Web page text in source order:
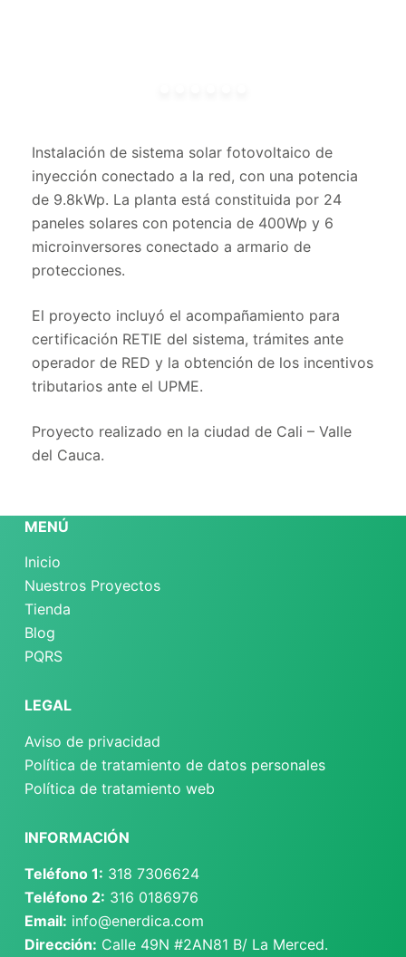
Instalación de sistema solar fotovoltaico de
inyección conectado a la red, con una potencia
de 9.8kWp. La planta está constituida por 24
paneles solares con potencia de 400Wp y 6
microinversores conectado a armario de
protecciones.
El proyecto incluyó el acompañamiento para
certificación RETIE del sistema, trámites ante
operador de RED y la obtención de los incentivos
tributarios ante el UPME.
Proyecto realizado en la ciudad de Cali – Valle
del Cauca.
MENÚ
Inicio
Nuestros Proyectos
Tienda
Blog
PQRS
LEGAL
Aviso de privacidad
Política de tratamiento de datos personales
Política de tratamiento web
INFORMACIÓN
Teléfono 1: 318 7306624
Teléfono 2: 316 0186976
Email: info@enerdica.com
Dirección: Calle 49N #2AN81 B/ La Merced.